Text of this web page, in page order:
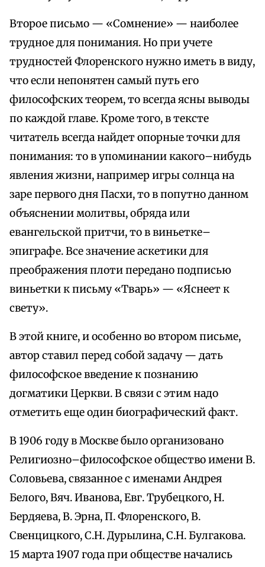
Второе письмо — «Сомнение» — наиболее
трудное для понимания. Но при учете
трудностей Флоренского нужно иметь в виду,
что если непонятен самый путь его
философских теорем, то всегда ясны выводы
по каждой главе. Кроме того, в тексте
читатель всегда найдет опорные точки для
понимания: то в упоминании какого–нибудь
явления жизни, например игры солнца на
заре первого дня Пасхи, то в попутно данном
объяснении молитвы, обряда или
евангельской притчи, то в виньетке–
эпиграфе. Все значение аскетики для
преображения плоти передано подписью
виньетки к письму «Тварь» — «Яснеет к
свету».
В этой книге, и особенно во втором письме,
автор ставил перед собой задачу — дать
философское введение к познанию
догматики Церкви. В связи с этим надо
отметить еще один биографический факт.
В 1906 году в Москве было организовано
Религиозно–философское общество имени В.
Соловьева, связанное с именами Андрея
Белого, Вяч. Иванова, Евг. Трубецкого, Н.
Бердяева, В. Эрна, П. Флоренского, В.
Свенцицкого, С.Н. Дурылина, С.Н. Булгакова.
15 марта 1907 года при обществе начались